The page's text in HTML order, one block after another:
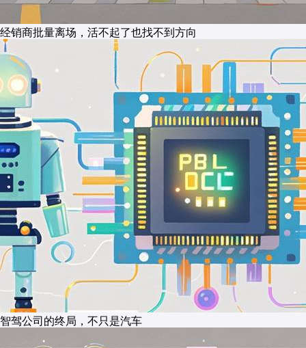
经销商批量离场，活不起了也找不到方向
智驾公司的终局，不只是汽车